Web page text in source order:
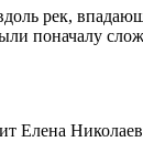
рек,
поначалу
Елена